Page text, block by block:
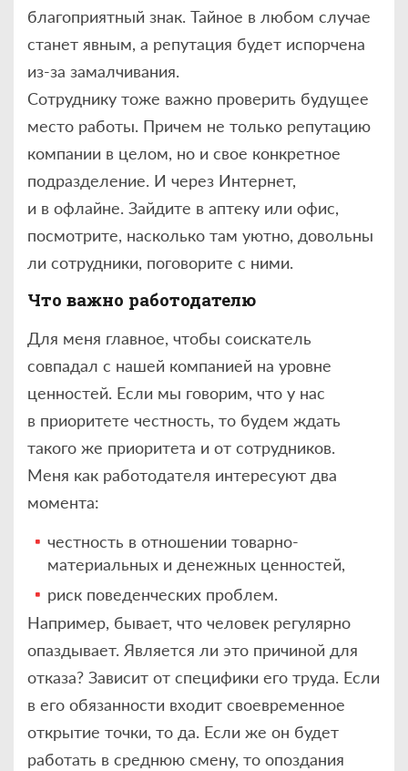
благоприятный знак. Тайное в любом случае
станет явным, а репутация будет испорчена
из-за замалчивания.
Сотруднику тоже важно проверить будущее
место работы. Причем не только репутацию
компании в целом, но и свое конкретное
подразделение. И через Интернет,
и в офлайне. Зайдите в аптеку или офис,
посмотрите, насколько там уютно, довольны
ли сотрудники, поговорите с ними.
Что важно работодателю
Для меня главное, чтобы соискатель
совпадал с нашей компанией на уровне
ценностей. Если мы говорим, что у нас
в приоритете честность, то будем ждать
такого же приоритета и от сотрудников.
Меня как работодателя интересуют два
момента:
честность в отношении товарно-
материальных и денежных ценностей,
риск поведенческих проблем.
Например, бывает, что человек регулярно
опаздывает. Является ли это причиной для
отказа? Зависит от специфики его труда. Если
в его обязанности входит своевременное
открытие точки, то да. Если же он будет
работать в среднюю смену, то опоздания